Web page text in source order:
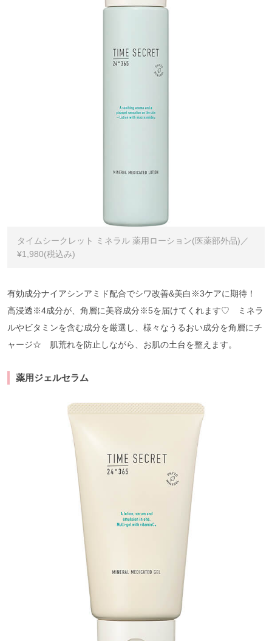
タイムシークレット ミネラル 薬用ローション(医薬部外品)／
¥1,980(税込み)
有効成分ナイアシンアミド配合でシワ改善&美白※3ケアに期待！
高浸透※4成分が、角層に美容成分※5を届けてくれます♡ ミネラ
ルやビタミンを含む成分を厳選し、様々なうるおい成分を角層にチ
ャージ☆ 肌荒れを防止しながら、お肌の土台を整えます。
薬用ジェルセラム